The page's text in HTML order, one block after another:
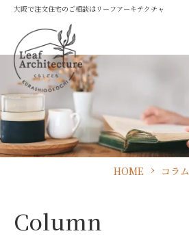
大阪で注文住宅のご相談はリーフアーキテクチャ
HOME コラム
Column